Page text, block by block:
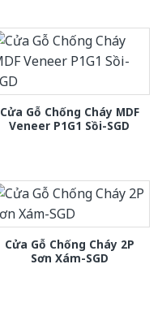
Cửa Gỗ Chống Cháy MDF
Veneer P1G1 Sồi-SGD
Cửa Gỗ Chống Cháy 2P
Sơn Xám-SGD